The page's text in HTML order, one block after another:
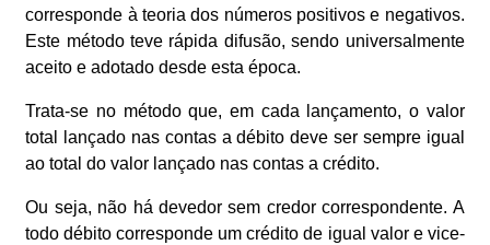
corresponde à teoria dos números positivos e negativos.
Este método teve rápida difusão, sendo universalmente
aceito e adotado desde esta época.
Trata-se no método que, em cada lançamento, o valor
total lançado nas contas a débito deve ser sempre igual
ao total do valor lançado nas contas a crédito.
Ou seja, não há devedor sem credor correspondente. A
todo débito corresponde um crédito de igual valor e vice-